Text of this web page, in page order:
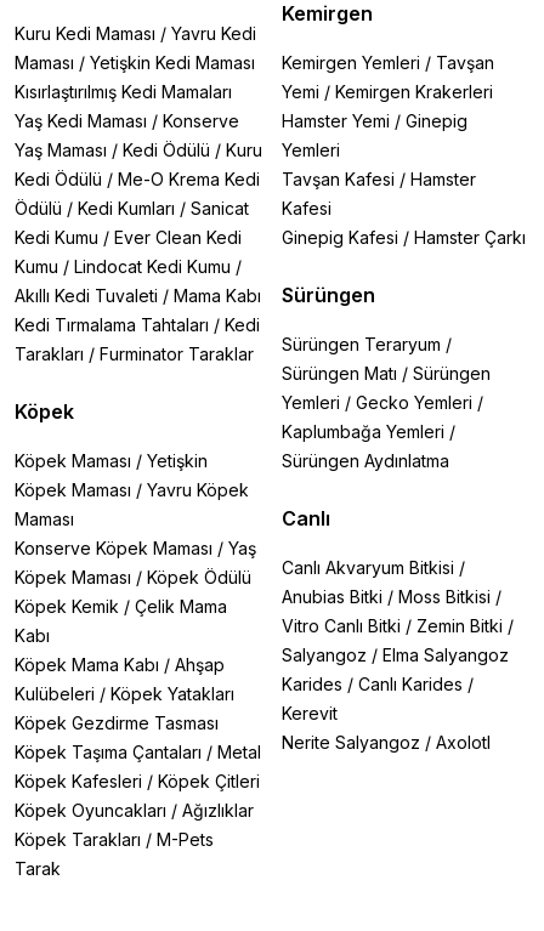
Kuru Kedi Maması / Yavru Kedi
Maması / Yetişkin Kedi Maması
Kısırlaştırılmış Kedi Mamaları
Yaş Kedi Maması / Konserve
Yaş Maması / Kedi Ödülü / Kuru
Kedi Ödülü / Me-O Krema Kedi
Ödülü / Kedi Kumları / Sanicat
Kedi Kumu / Ever Clean Kedi
Kumu / Lindocat Kedi Kumu /
Akıllı Kedi Tuvaleti / Mama Kabı
Kedi Tırmalama Tahtaları / Kedi
Tarakları / Furminator Taraklar
Köpek
Köpek Maması / Yetişkin
Köpek Maması / Yavru Köpek
Maması
Konserve Köpek Maması / Yaş
Köpek Maması / Köpek Ödülü
Köpek Kemik / Çelik Mama
Kabı
Köpek Mama Kabı / Ahşap
Kulübeleri / Köpek Yatakları
Köpek Gezdirme Tasması
Köpek Taşıma Çantaları / Metal
Köpek Kafesleri / Köpek Çitleri
Köpek Oyuncakları / Ağızlıklar
Köpek Tarakları / M-Pets
Tarak
Kemirgen
Kemirgen Yemleri / Tavşan
Yemi / Kemirgen Krakerleri
Hamster Yemi / Ginepig
Yemleri
Tavşan Kafesi / Hamster
Kafesi
Ginepig Kafesi / Hamster Çarkı
Sürüngen
Sürüngen Teraryum /
Sürüngen Matı / Sürüngen
Yemleri / Gecko Yemleri /
Kaplumbağa Yemleri /
Sürüngen Aydınlatma
Canlı
Canlı Akvaryum Bitkisi /
Anubias Bitki / Moss Bitkisi /
Vitro Canlı Bitki / Zemin Bitki /
Salyangoz / Elma Salyangoz
Karides / Canlı Karides /
Kerevit
Nerite Salyangoz / Axolotl